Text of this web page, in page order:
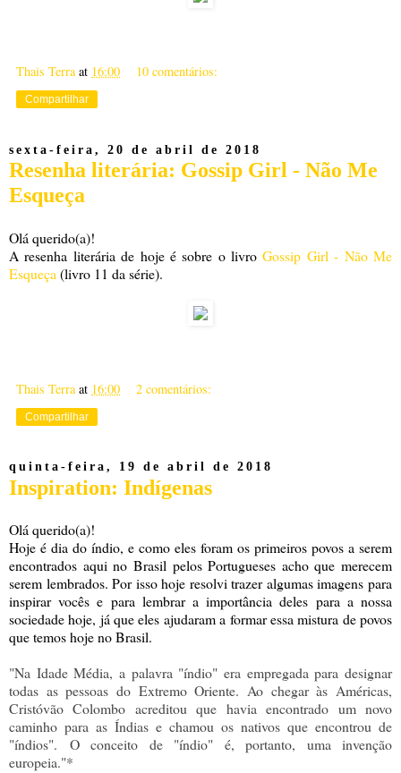
Thais Terra at 16:00 10 comentários:
Compartilhar
sexta-feira, 20 de abril de 2018
Resenha literária: Gossip Girl - Não Me
Esqueça
Olá querido(a)!
A resenha literária de hoje é sobre o livroGossip Girl - Não Me
Esqueça (livro 11 da série).
Thais Terra at 16:00 2 comentários:
Compartilhar
quinta-feira, 19 de abril de 2018
Inspiration: Indígenas
Olá querido(a)!
Hoje é dia do índio, e como eles foram os primeiros povos a serem
encontrados aqui no Brasil pelos Portugueses acho que merecem
serem lembrados. Por isso hoje resolvi trazer algumas imagens para
inspirar vocês e para lembrar a importância deles para a nossa
sociedade hoje, já que eles ajudaram a formar essa mistura de povos
que temos hoje no Brasil.
"Na Idade Média, a palavra "índio" era empregada para designar
todas as pessoas do Extremo Oriente. Ao chegar às Américas,
Cristóvão Colombo acreditou que havia encontrado um novo
caminho para as Índias e chamou os nativos que encontrou de
"índios". O conceito de "índio" é, portanto, uma invenção
europeia."*